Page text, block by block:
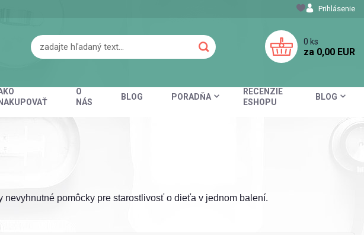
O
NÁS
BLOG PORADŇA
RECENZIE
ESHOPU
BLOG
Prihlásenie
0 ks
za 0,00 EUR
nevyhnutné pomôcky pre starostlivosť o dieťa v jednom balení.